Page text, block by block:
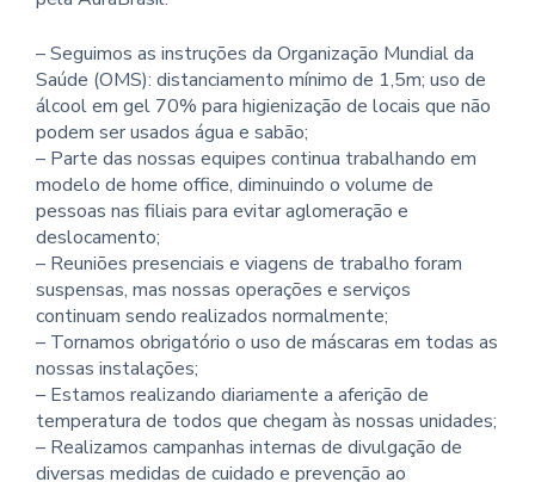
– Seguimos as instruções da Organização Mundial da
Saúde (OMS): distanciamento mínimo de 1,5m; uso de
álcool em gel 70% para higienização de locais que não
podem ser usados água e sabão;
– Parte das nossas equipes continua trabalhando em
modelo de home office, diminuindo o volume de
pessoas nas filiais para evitar aglomeração e
deslocamento;
– Reuniões presenciais e viagens de trabalho foram
suspensas, mas nossas operações e serviços
continuam sendo realizados normalmente;
– Tornamos obrigatório o uso de máscaras em todas as
nossas instalações;
– Estamos realizando diariamente a aferição de
temperatura de todos que chegam às nossas unidades;
– Realizamos campanhas internas de divulgação de
diversas medidas de cuidado e prevenção ao